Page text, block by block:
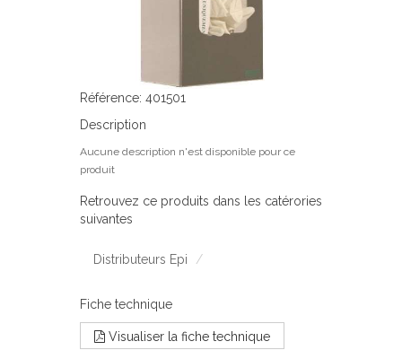
Référence: 401501
Description
Aucune description n'est disponible pour ce
produit
Retrouvez ce produits dans les catérories
suivantes
Distributeurs Epi
Fiche technique
Visualiser la fiche technique